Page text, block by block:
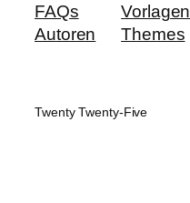
FAQs
Autoren
Vorlagen
Themes
Twenty Twenty-Five